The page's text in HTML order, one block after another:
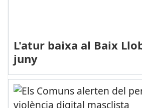
L'atur baixa al Baix
juny